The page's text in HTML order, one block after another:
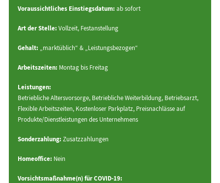
Voraussichtliches Einstiegsdatum: ab sofort
Art der Stelle: Vollzeit, Festanstellung
Gehalt: „marktüblich“ & „Leistungsbezogen“
Arbeitszeiten: Montag bis Freitag
Leistungen:
Betriebliche Altersvorsorge, Betriebliche Weiterbildung, Betriebsarzt,
Flexible Arbeitszeiten, Kostenloser Parkplatz, Preisnachlässe auf
Produkte/Dienstleistungen des Unternehmens
Sonderzahlung: Zusatzzahlungen
Homeoffice: Nein
Vorsichtsmaßnahme(n) für COVID-19: